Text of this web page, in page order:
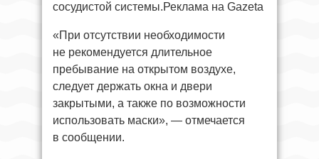
сосудистой системы.Реклама на Gazeta
«При отсутствии необходимости
не рекомендуется длительное
пребывание на открытом воздухе,
следует держать окна и двери
закрытыми, а также по возможности
использовать маски», — отмечается
в сообщении.